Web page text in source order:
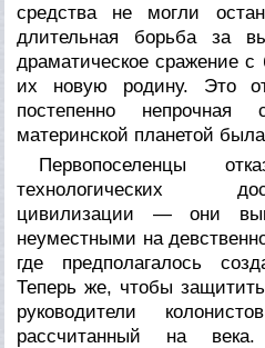
средства не могли
длительная борьба за
драматическое сражение
их новую родину. Это
постепенно
материнской планетой
Первопоселенцы
технологических
цивилизации — они
неуместными на
где предполагалось
Теперь же, чтобы
руководители
рассчитанный на